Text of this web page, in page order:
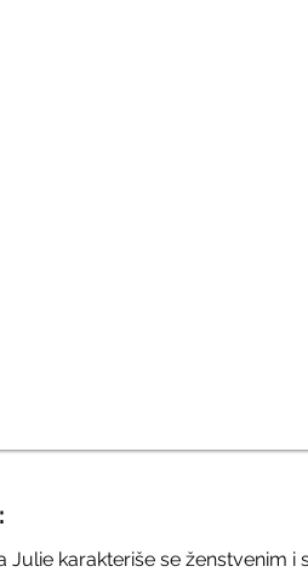
Julie karakteriše se ženstvenim